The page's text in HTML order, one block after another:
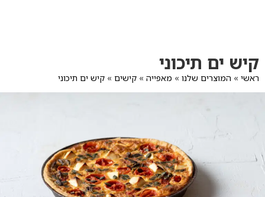
לתפריט
הקטגוריות
לפרטי
המוצר
קיש ים תיכוני
ראשי » המוצרים שלנו » מאפייה » קישים » קיש ים תיכוני